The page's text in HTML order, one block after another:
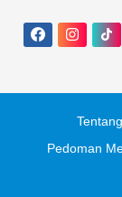
Pedoman